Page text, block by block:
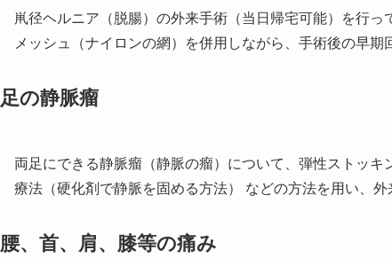
鼡径ヘルニア（脱腸）の外来手術（当日帰宅可能）を行
メッシュ（ナイロンの網）を併用しながら、手術後の早期
足の静脈瘤
両足にできる静脈瘤（静脈の瘤）について、弾性ストッ
療法（硬化剤で静脈を固める方法） などの方法を用い、外
腰、首、肩、膝等の痛み